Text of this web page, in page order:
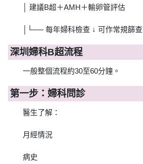
│ 建議B超＋AMH＋輸卵管評估
│└── 每年婦科檢查 ↓ 可作常規篩查
深圳婦科B超流程
一般整個流程約30至60分鐘。
第一步：婦科問診
醫生了解：
月經情況
病史